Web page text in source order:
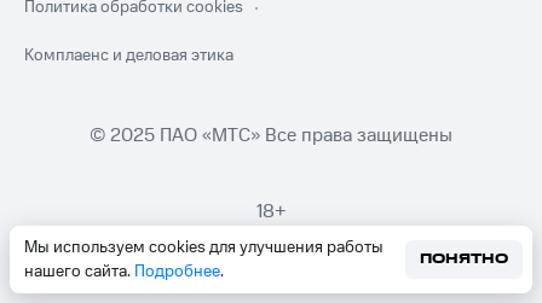
Мы используем cookies для улучшения работы
нашего сайта. Подробнее.
ПОНЯТНО
Политика обработки cookies
Комплаенс и деловая этика
© 2025 ПАО «МТС» Все права защищены
18+